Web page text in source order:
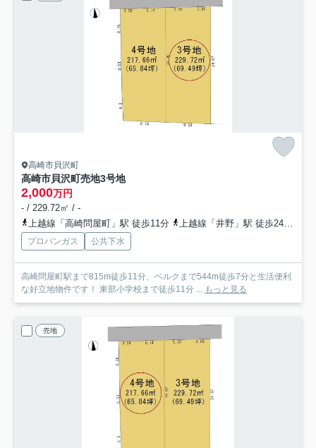
高崎市貝沢町
高崎市貝沢町売地3号地
2,000万円
- / 229.72㎡ / -
上越線「高崎問屋町」駅 徒歩11分
上越線「井野」駅 徒歩24分
プロパンガス 公共下水
高崎問屋町駅まで815m徒歩11分、ベルクまで544m徒歩7分と生活便利
な好立地物件です！ 東部小学校まで徒歩11分 ... もっと見る
売地